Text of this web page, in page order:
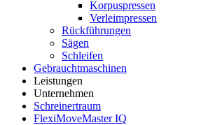
Korpuspressen
Verleimpressen
Rückführungen
Sägen
Schleifen
Gebrauchtmaschinen
Leistungen
Unternehmen
Schreinertraum
FlexiMoveMaster IQ